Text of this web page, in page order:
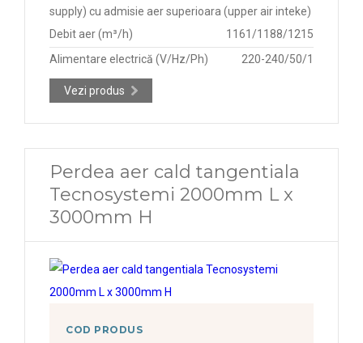
supply) cu admisie aer superioara (upper air inteke)
Debit aer (m³/h)
1161/1188/1215
Alimentare electrică (V/Hz/Ph)
220-240/50/1
Vezi produs
Perdea aer cald tangentiala
Tecnosystemi 2000mm L x
3000mm H
COD PRODUS